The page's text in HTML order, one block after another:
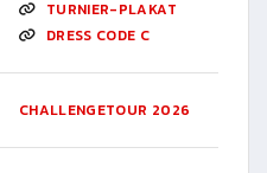
TURNIER-PLAKAT
DRESS CODE C
CHALLENGETOUR 2026